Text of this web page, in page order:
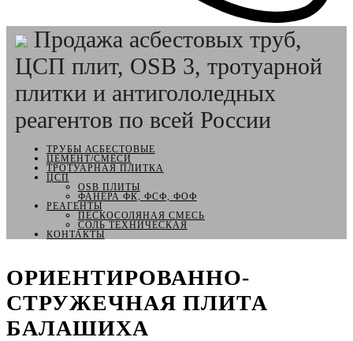
Продажа асбестовых труб,
ЦСП плит, OSB 3, тротуарной
плитки и антигололедных
реагентов по всей России
ТРУБЫ АСБЕСТОВЫЕ
ЦЕМЕНТ/СМЕСИ
ТРОТУАРНАЯ ПЛИТКА
ЦСП
OSB ПЛИТЫ
ФАНЕРА ФК, ФСФ, ФОФ
РЕАГЕНТЫ
ПЕСКОСОЛЯНАЯ СМЕСЬ
СОЛЬ ТЕХНИЧЕСКАЯ
КОНТАКТЫ
ОРИЕНТИРОВАННО-
СТРУЖЕЧНАЯ ПЛИТА
БАЛАШИХА